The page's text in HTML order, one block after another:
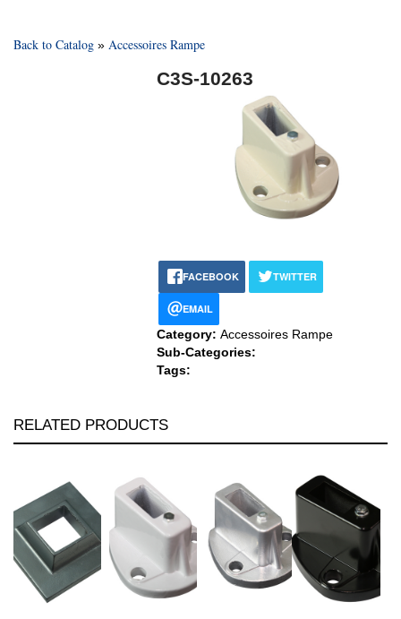
Back to Catalog Accessoires Rampe
C3S-10263
FACEBOOK TWITTER
EMAIL
Category: Accessoires Rampe
Sub-Categories:
Tags:
RELATED PRODUCTS